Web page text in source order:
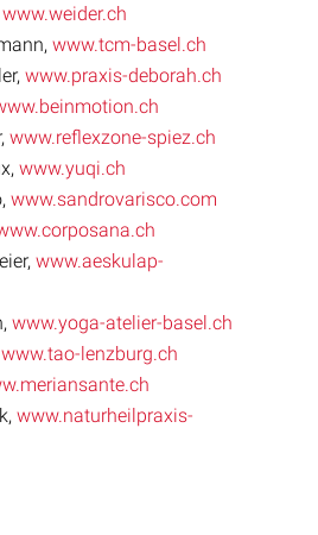
www.weider.ch
www.tcm-basel.ch
www.praxis-deborah.ch
www.reflexzone-spiez.ch
www.yuqi.ch
www.sandrovarisco.com
www.aeskulap-
www.yoga-atelier-basel.ch
www.tao-lenzburg.ch
www.naturheilpraxis-